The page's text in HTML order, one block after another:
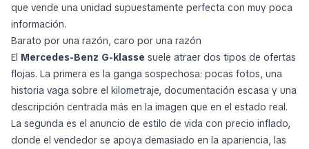
que vende una unidad supuestamente perfecta con muy poca
información.
Barato por una razón, caro por una razón
El Mercedes-Benz G-klasse suele atraer dos tipos de ofertas
flojas. La primera es la ganga sospechosa: pocas fotos, una
historia vaga sobre el kilometraje, documentación escasa y una
descripción centrada más en la imagen que en el estado real.
La segunda es el anuncio de estilo de vida con precio inflado,
donde el vendedor se apoya demasiado en la apariencia, las